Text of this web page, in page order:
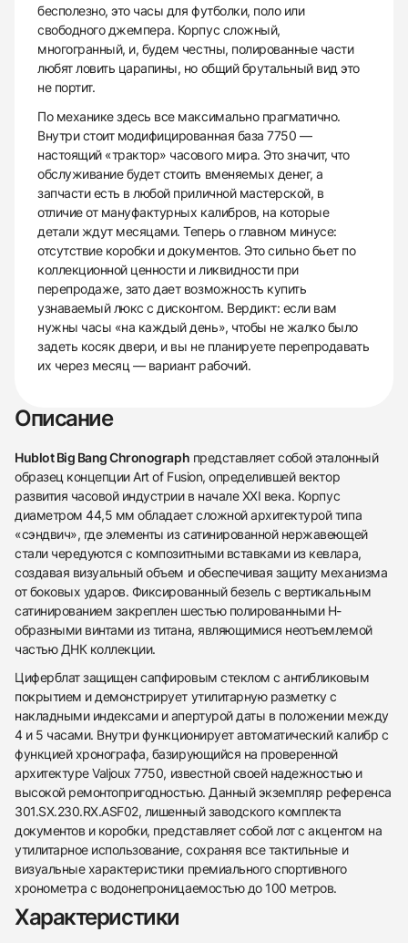
438
285
145
142
205
204
195
150
6
бесполезно, это часы для футболки, поло или
свободного джемпера. Корпус сложный,
многогранный, и, будем честны, полированные части
любят ловить царапины, но общий брутальный вид это
не портит.
По механике здесь все максимально прагматично.
Внутри стоит модифицированная база 7750 —
настоящий «трактор» часового мира. Это значит, что
обслуживание будет стоить вменяемых денег, а
запчасти есть в любой приличной мастерской, в
отличие от мануфактурных калибров, на которые
детали ждут месяцами. Теперь о главном минусе:
отсутствие коробки и документов. Это сильно бьет по
коллекционной ценности и ликвидности при
перепродаже, зато дает возможность купить
узнаваемый люкс с дисконтом. Вердикт: если вам
нужны часы «на каждый день», чтобы не жалко было
задеть косяк двери, и вы не планируете перепродавать
их через месяц — вариант рабочий.
Описание
Hublot Big Bang Chronograph представляет собой эталонный
образец концепции Art of Fusion, определившей вектор
развития часовой индустрии в начале XXI века. Корпус
диаметром 44,5 мм обладает сложной архитектурой типа
«сэндвич», где элементы из сатинированной нержавеющей
стали чередуются с композитными вставками из кевлара,
создавая визуальный объем и обеспечивая защиту механизма
от боковых ударов. Фиксированный безель с вертикальным
сатинированием закреплен шестью полированными H-
образными винтами из титана, являющимися неотъемлемой
частью ДНК коллекции.
Циферблат защищен сапфировым стеклом с антибликовым
покрытием и демонстрирует утилитарную разметку с
накладными индексами и апертурой даты в положении между
4 и 5 часами. Внутри функционирует автоматический калибр с
функцией хронографа, базирующийся на проверенной
архитектуре Valjoux 7750, известной своей надежностью и
высокой ремонтопригодностью. Данный экземпляр референса
301.SX.230.RX.ASF02, лишенный заводского комплекта
документов и коробки, представляет собой лот с акцентом на
утилитарное использование, сохраняя все тактильные и
визуальные характеристики премиального спортивного
хронометра с водонепроницаемостью до 100 метров.
Характеристики
Трейд-ин часов